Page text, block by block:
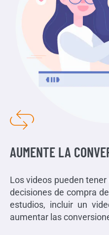
AUMENTE LA
Los videos pueden
decisiones de compra
estudios, incluir un
aumentar las